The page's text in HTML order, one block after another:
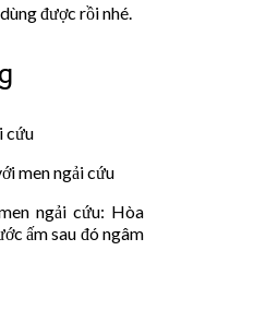
được rồi nhé.
cứu
men ngải cứu
ngải cứu: Hòa
ấm sau đó ngâm